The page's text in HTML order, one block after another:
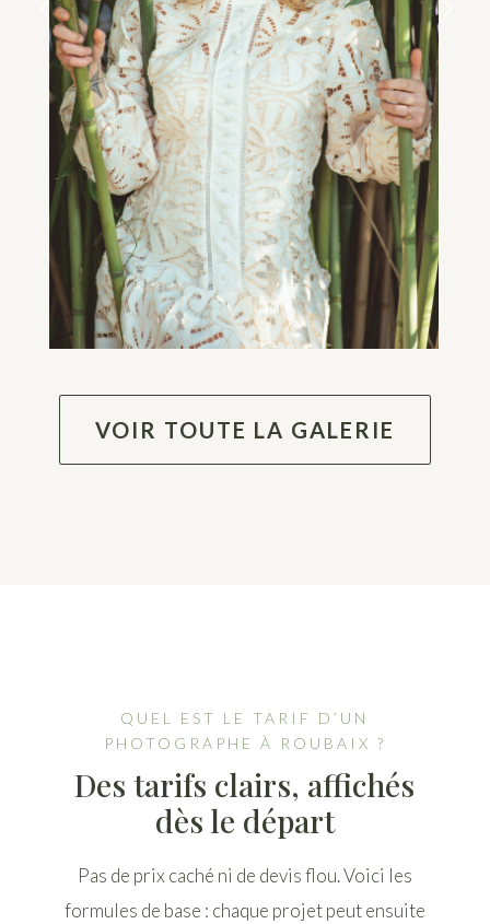
VOIR TOUTE LA GALERIE
QUEL EST LE TARIF D’UN
PHOTOGRAPHE À ROUBAIX ?
Des tarifs clairs, affichés
dès le départ
Pas de prix caché ni de devis flou. Voici les
formules de base : chaque projet peut ensuite